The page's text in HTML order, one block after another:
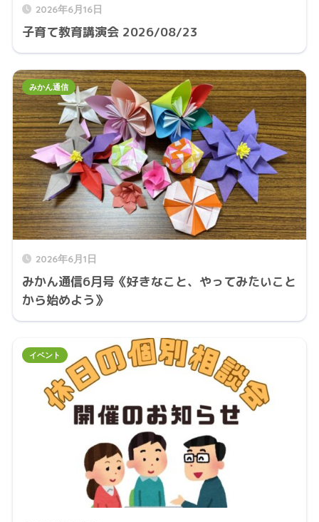
2026年6月16日
子育て教育講演会 2026/08/23
2026年6月1日
みかん通信6月号《好きなこと、やってみたいこと
から始めよう》
みかん通信
イベント